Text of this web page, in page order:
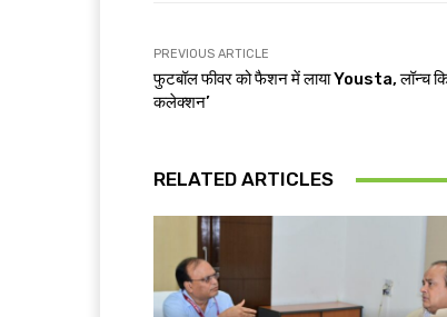
PREVIOUS ARTICLE
फुटबॉल फीवर को फैशन में लाया Yousta, लॉन्च
कलेक्शन’
RELATED ARTICLES